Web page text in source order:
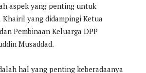
aspek yang penting untuk
yang didampingi Ketua
Pembinaan Keluarga DPP
Musaddad.
hal yang penting keberadaanya